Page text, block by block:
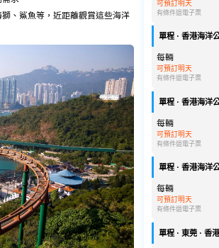
、鯊魚等，近距離觀賞這些海洋
可預訂明天
有條件退電子票
單程 · 香港海洋
每輛
可預訂明天
有條件退電子票
單程 · 香港海洋
每輛
可預訂明天
有條件退電子票
單程 · 香港海洋
每輛
可預訂明天
有條件退電子票
單程 · 東莞 · 香